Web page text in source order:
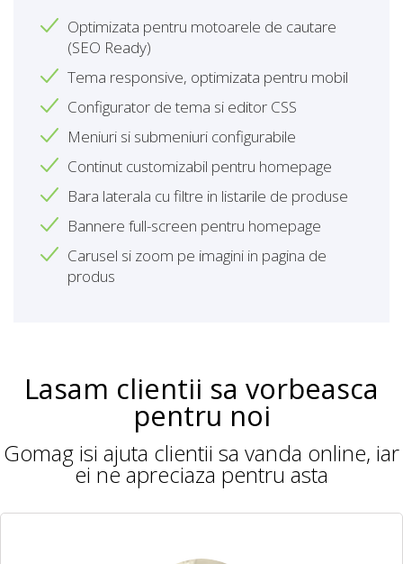
Optimizata pentru motoarele de cautare
(SEO Ready)
Tema responsive, optimizata pentru mobil
Configurator de tema si editor CSS
Meniuri si submeniuri configurabile
Continut customizabil pentru homepage
Bara laterala cu filtre in listarile de produse
Bannere full-screen pentru homepage
Carusel si zoom pe imagini in pagina de
produs
Lasam clientii sa vorbeasca
pentru noi
Gomag isi ajuta clientii sa vanda online, iar
ei ne apreciaza pentru asta